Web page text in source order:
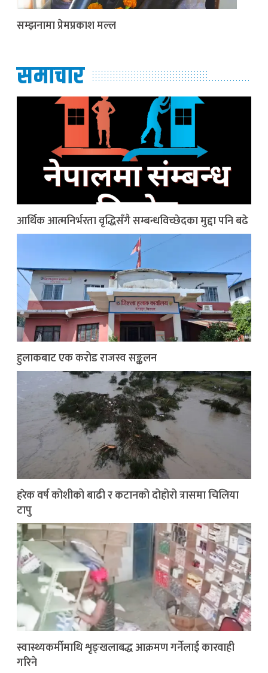
सम्झनामा प्रेमप्रकाश मल्ल
समाचार
आर्थिक आत्मनिर्भरता वृद्धिसँगै सम्बन्धविच्छेदका मुद्दा पनि बढे
हुलाकबाट एक करोड राजस्व सङ्कलन
हरेक वर्ष कोशीको बाढी र कटानको दोहोरो त्रासमा चिलिया
टापु
स्वास्थ्यकर्मीमाथि शृङ्खलाबद्ध आक्रमण गर्नेलाई कारवाही
गरिने